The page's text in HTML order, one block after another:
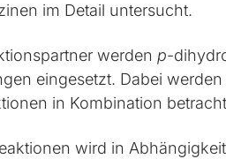
im Detail untersucht.
werden p-
eingesetzt. Dabei
in Kombination
wird in